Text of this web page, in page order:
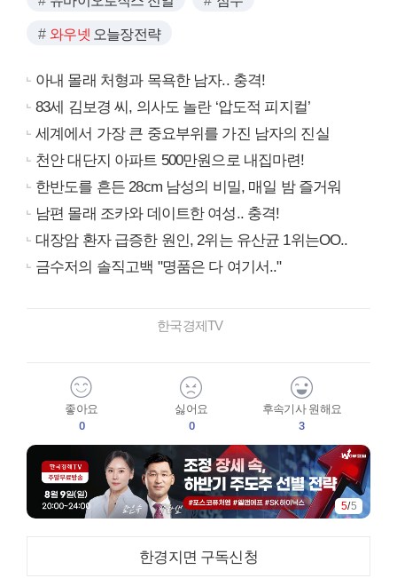
와우넷 오늘장전략
아내 몰래 처형과 목욕한 남자.. 충격!
83세 김보경 씨, 의사도 놀란 ‘압도적 피지컬’
세계에서 가장 큰 중요부위를 가진 남자의 진실
천안 대단지 아파트 500만원으로 내집마련!
한반도를 흔든 28cm 남성의 비밀, 매일 밤 즐거워
남편 몰래 조카와 데이트한 여성.. 충격!
대장암 환자 급증한 원인, 2위는 유산균 1위는OO..
금수저의 솔직고백 "명품은 다 여기서.."
한국경제TV
좋아요
0
싫어요
0
후속기사 원해요
3
5/5
한경지면 구독신청